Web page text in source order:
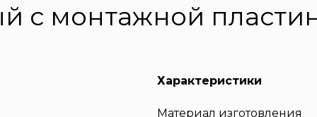
с монтажной
Характеристики
Материал изготовления